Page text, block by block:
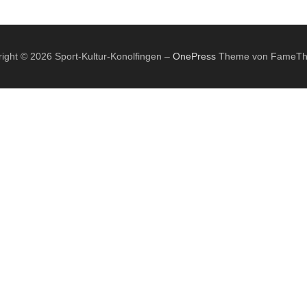
© 2026 Sport-Kultur-Konolfingen – OnePressTheme von